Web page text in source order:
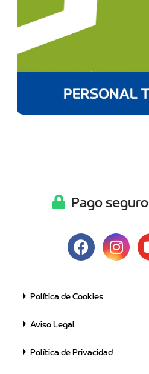
Pago seguro
Política de Cookies
Aviso Legal
Política de Privacidad